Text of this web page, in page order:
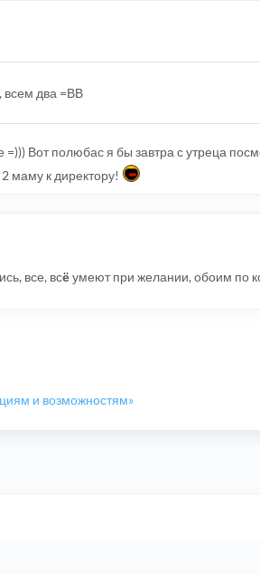
всем два =ВВ
Вот полюбас я бы завтра с утреца
маму к директору!
все, всёумеют при желании, обоим по
и возможностям»